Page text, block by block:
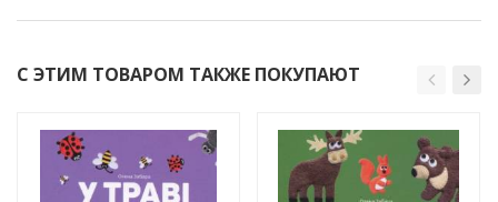
С ЭТИМ ТОВАРОМ ТАКЖЕ ПОКУПАЮТ